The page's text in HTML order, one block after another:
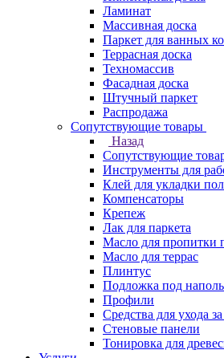
Ламинат
Массивная доска
Паркет для ванных
Террасная доска
Техномассив
Фасадная доска
Штучный паркет
Распродажа
Сопутствующие товары
Назад
Сопутствующие
Инструменты для
Клей для укладки
Компенсаторы
Крепеж
Лак для паркета
Масло для пропитки
Масло для террас
Плинтус
Подложка под
Профили
Средства для ухода
Стеновые панели
Тонировка для